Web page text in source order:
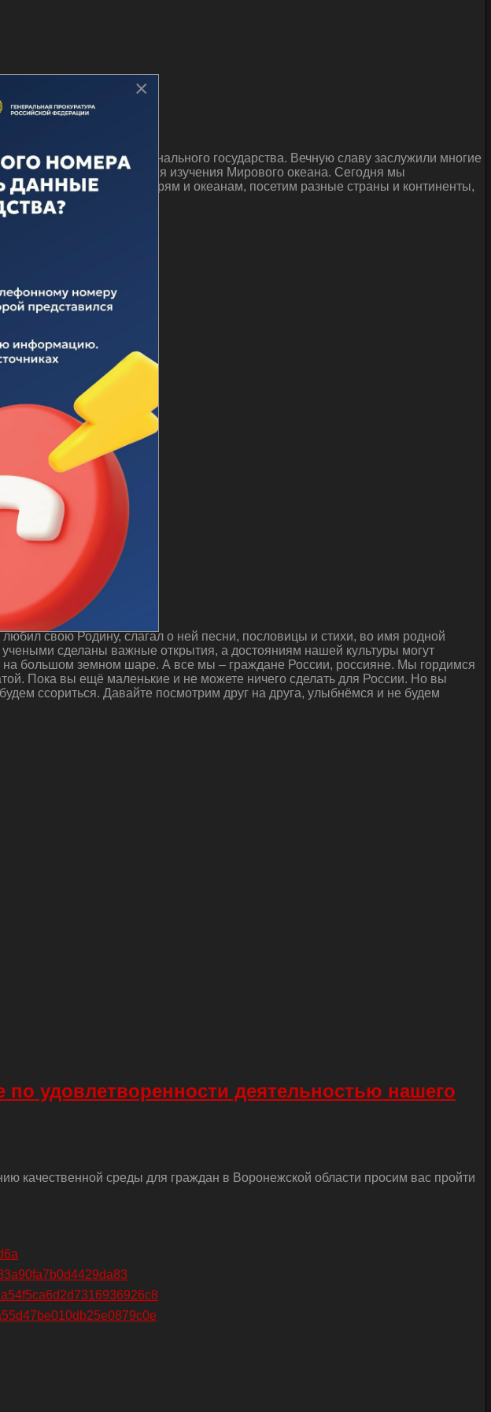
нашего многонационального государства. Вечную славу заслужили многие
подвигами во имя изучения Мирового океана. Сегодня мы
Поэтому поплывем по морям и океанам, посетим разные страны и континенты,
и развития.
дружном"
свою Родину, слагал о ней песни, пословицы и стихи, во имя родной
сделаны важные открытия, а достояниям нашей культуры могут
большом земном шаре. А все мы – граждане России, россияне. Мы гордимся
Пока вы ещё маленькие и не можете ничего сделать для России. Но вы
ссориться. Давайте посмотрим друг на друга, улыбнёмся и не будем
удовлетворенности деятельностью нашего
качественной среды для граждан в Воронежской области просим вас пройти
×